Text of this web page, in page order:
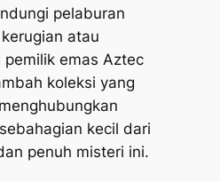
pelaburan
atau
emas Aztec
koleksi yang
kecil dari
penuh misteri ini.